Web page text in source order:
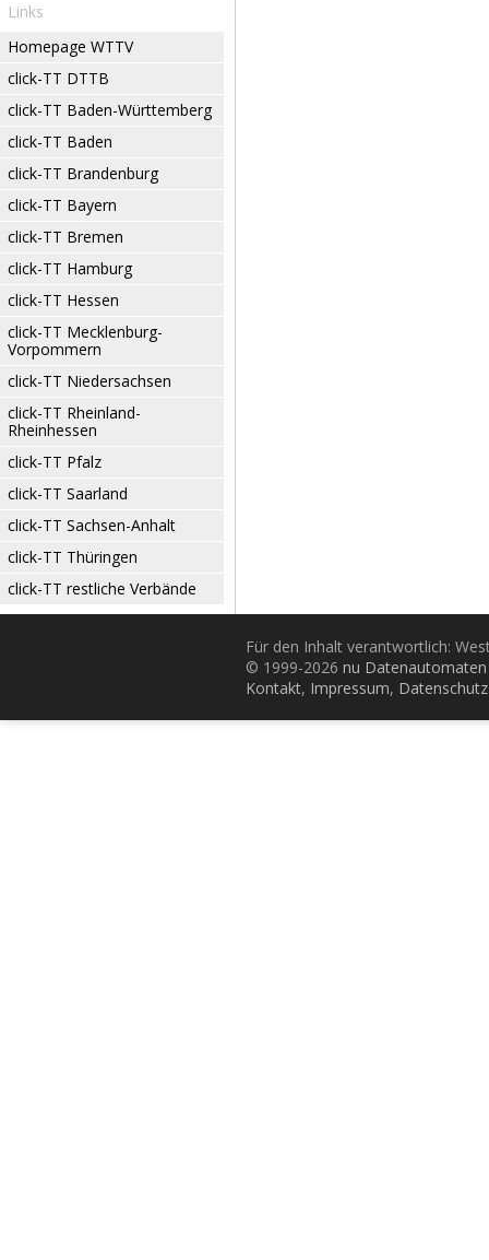
Links
Homepage WTTV
click-TT DTTB
click-TT Baden-Württemberg
click-TT Baden
click-TT Brandenburg
click-TT Bayern
click-TT Bremen
click-TT Hamburg
click-TT Hessen
click-TT Mecklenburg-
Vorpommern
click-TT Niedersachsen
click-TT Rheinland-
Rheinhessen
click-TT Pfalz
click-TT Saarland
click-TT Sachsen-Anhalt
click-TT Thüringen
click-TT restliche Verbände
Für den Inhalt verantwortlich:
© 1999-2026 nu
Kontakt, Impressum, Datenschutz